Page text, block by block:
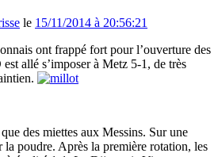
le 15/11/2014 à 20:56:21
ont frappé fort pour l’ouverture des
allé s’imposer à Metz 5-1, de très
des miettes aux Messins. Sur une
poudre. Après la première rotation, les